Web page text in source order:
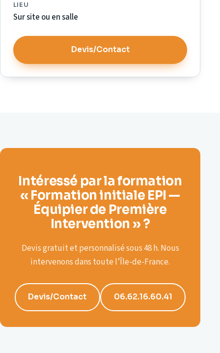
LIEU
Sur site ou en salle
Devis/Contact
Intéressé par la formation
« Formation initiale EPI —
Équipier de Première
Intervention » ?
Devis gratuit et personnalisé sous 48 h. Nous
intervenons dans toute l’Île-de-France.
Devis/Contact 06.62.16.60.41